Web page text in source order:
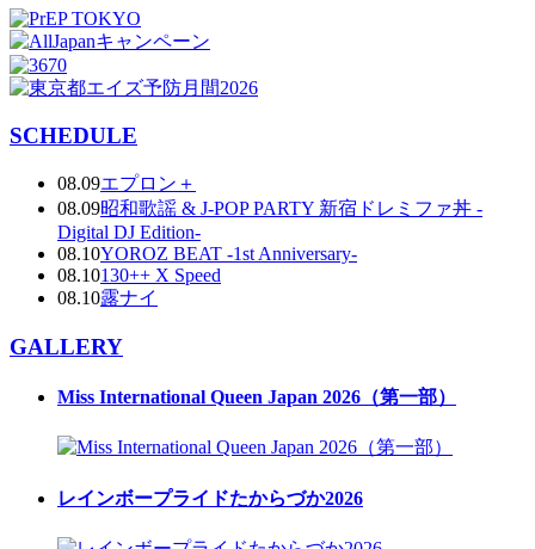
SCHEDULE
08.09エプロン＋
08.09昭和歌謡 & J-POP PARTY 新宿ドレミファ丼 -
Digital DJ Edition-
08.10YOROZ BEAT -1st Anniversary-
08.10130++ X Speed
08.10露ナイ
GALLERY
Miss International Queen Japan 2026（第一部）
レインボープライドたからづか2026